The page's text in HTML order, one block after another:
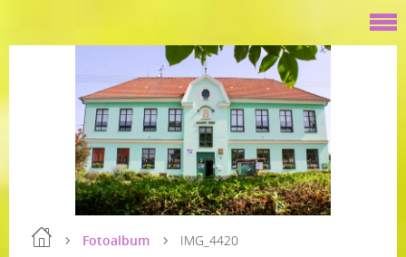
Fotoalbum IMG_4420